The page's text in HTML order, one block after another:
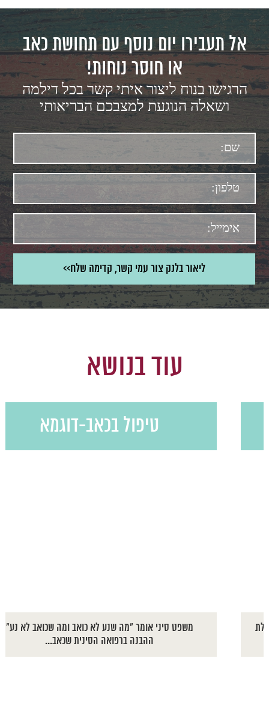
אל תעבירו יום נוסף עם תחושת כאב
או חוסר נוחות!
הרגישו בנוח ליצור איתי קשר בכל דילמה
ושאלה הנוגעת למצבכם הבריאותי
עוד בנושא
טיפול בכאב-דוגמא
משפט סיני אומר "מה שנע לא כואב ומה שכואב לא נע"
ההבנה ברפואה הסינית שכאב...